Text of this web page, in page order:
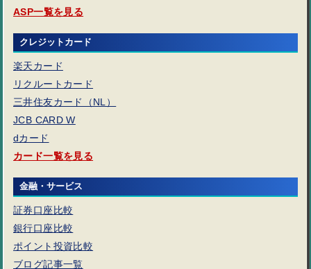
ASP一覧を見る
クレジットカード
楽天カード
リクルートカード
三井住友カード（NL）
JCB CARD W
dカード
カード一覧を見る
金融・サービス
証券口座比較
銀行口座比較
ポイント投資比較
ブログ記事一覧